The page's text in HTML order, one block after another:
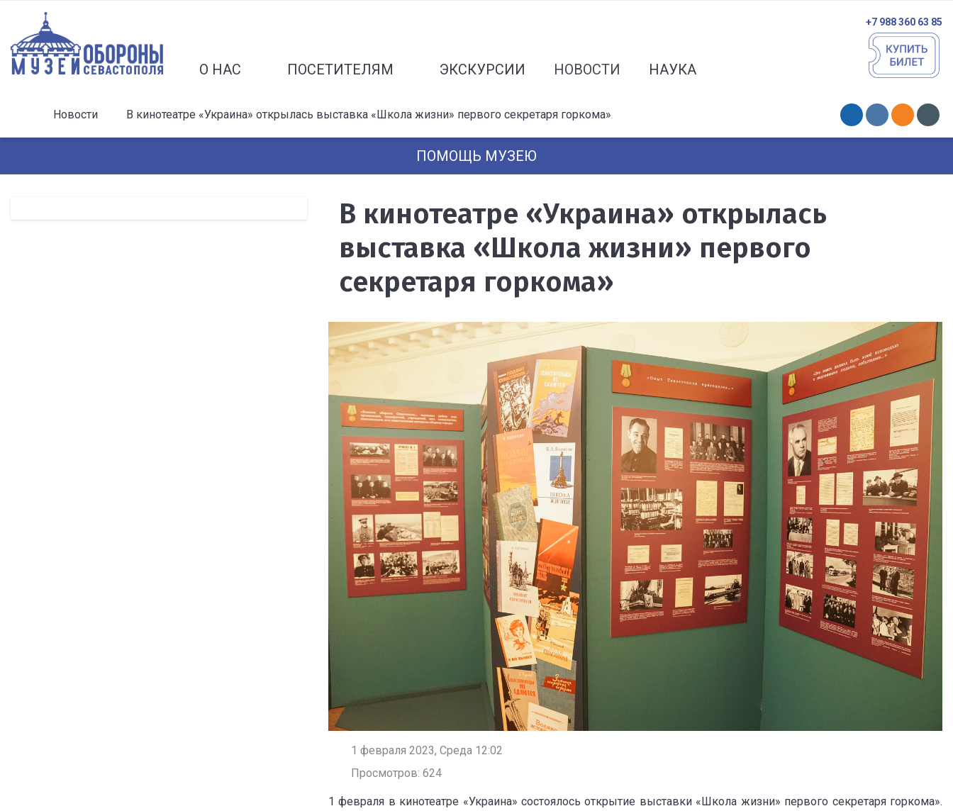
О НАС ПОСЕТИТЕЛЯМ ЭКСКУРСИИ НОВОСТИ НАУКА
+7 988 360 63 85
Новости В кинотеатре «Украина» открылась выставка «Школа жизни» первого секретаря горкома»
ПОМОЩЬ МУЗЕЮ
В кинотеатре «Украина» открылась
выставка «Школа жизни» первого
секретаря горкома»
1 февраля 2023, Среда 12:02
Просмотров: 624
1 февраля в кинотеатре «Украина» состоялось открытие выставки «Школа жизни» первого секретаря горкома».